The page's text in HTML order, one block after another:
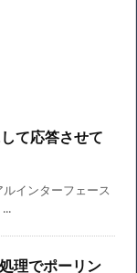
て応答させて
ルインターフェース
理でポーリン